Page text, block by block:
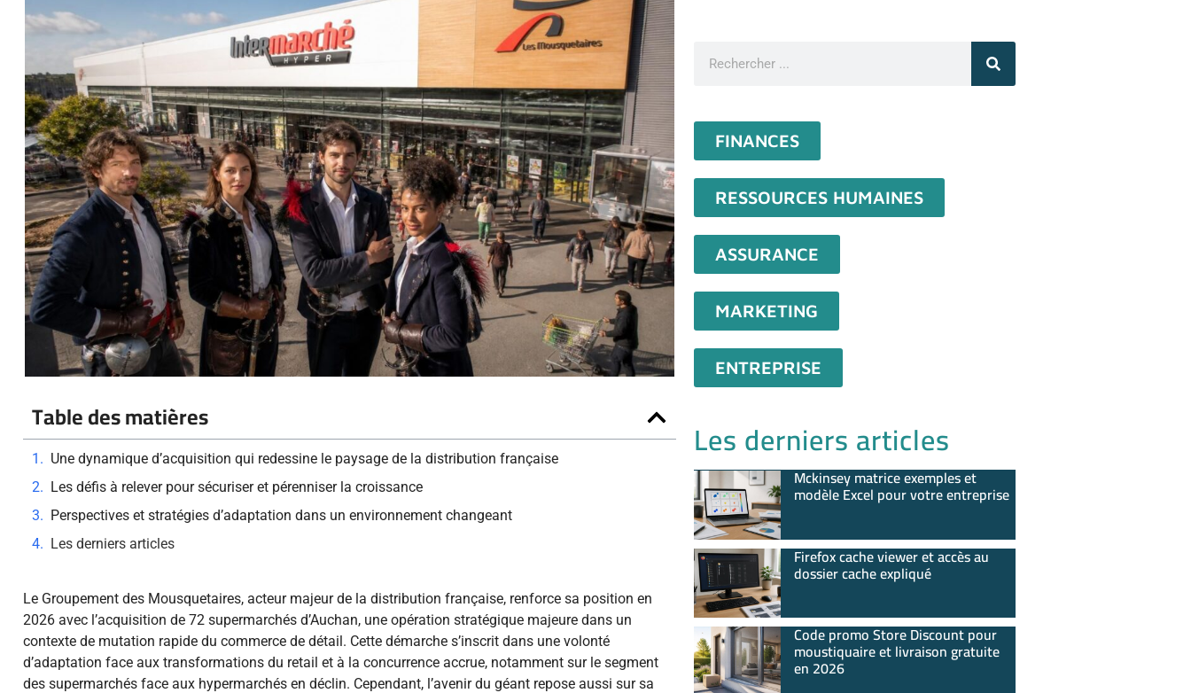
Table des matières
Une dynamique d’acquisition qui redessine le paysage de la distribution française
Les défis à relever pour sécuriser et pérenniser la croissance
Perspectives et stratégies d’adaptation dans un environnement changeant
Les derniers articles
Le Groupement des Mousquetaires, acteur majeur de la distribution française, renforce sa position en
2026 avec l’acquisition de 72 supermarchés d’Auchan, une opération stratégique majeure dans un
contexte de mutation rapide du commerce de détail. Cette démarche s’inscrit dans une volonté
d’adaptation face aux transformations du retail et à la concurrence accrue, notamment sur le segment
des supermarchés face aux hypermarchés en déclin. Cependant, l’avenir du géant repose aussi sur sa
FINANCES
RESSOURCES HUMAINES
ASSURANCE
MARKETING
ENTREPRISE
Les derniers articles
Mckinsey matrice exemples et
modèle Excel pour votre entreprise
Firefox cache viewer et accès au
dossier cache expliqué
Code promo Store Discount pour
moustiquaire et livraison gratuite
en 2026